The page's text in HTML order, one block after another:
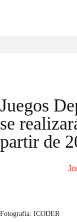
Juegos
se
partir de
Fotografía: ICODER